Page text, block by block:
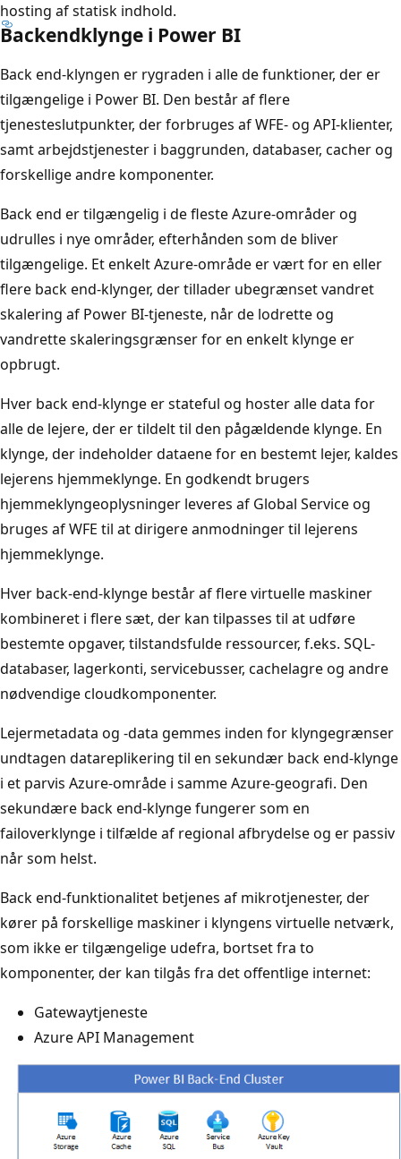
hosting af statisk indhold.
Backendklynge i Power BI
Back end-klyngen er rygraden i alle de funktioner, der er
tilgængelige i Power BI. Den består af flere
tjenesteslutpunkter, der forbruges af WFE- og API-klienter,
samt arbejdstjenester i baggrunden, databaser, cacher og
forskellige andre komponenter.
Back end er tilgængelig i de fleste Azure-områder og
udrulles i nye områder, efterhånden som de bliver
tilgængelige. Et enkelt Azure-område er vært for en eller
flere back end-klynger, der tillader ubegrænset vandret
skalering af Power BI-tjeneste, når de lodrette og
vandrette skaleringsgrænser for en enkelt klynge er
opbrugt.
Hver back end-klynge er stateful og hoster alle data for
alle de lejere, der er tildelt til den pågældende klynge. En
klynge, der indeholder dataene for en bestemt lejer, kaldes
lejerens hjemmeklynge. En godkendt brugers
hjemmeklyngeoplysninger leveres af Global Service og
bruges af WFE til at dirigere anmodninger til lejerens
hjemmeklynge.
Hver back-end-klynge består af flere virtuelle maskiner
kombineret i flere sæt, der kan tilpasses til at udføre
bestemte opgaver, tilstandsfulde ressourcer, f.eks. SQL-
databaser, lagerkonti, servicebusser, cachelagre og andre
nødvendige cloudkomponenter.
Lejermetadata og -data gemmes inden for klyngegrænser
undtagen datareplikering til en sekundær back end-klynge
i et parvis Azure-område i samme Azure-geografi. Den
sekundære back end-klynge fungerer som en
failoverklynge i tilfælde af regional afbrydelse og er passiv
når som helst.
Back end-funktionalitet betjenes af mikrotjenester, der
kører på forskellige maskiner i klyngens virtuelle netværk,
som ikke er tilgængelige udefra, bortset fra to
komponenter, der kan tilgås fra det offentlige internet:
Gatewaytjeneste
Azure API Management